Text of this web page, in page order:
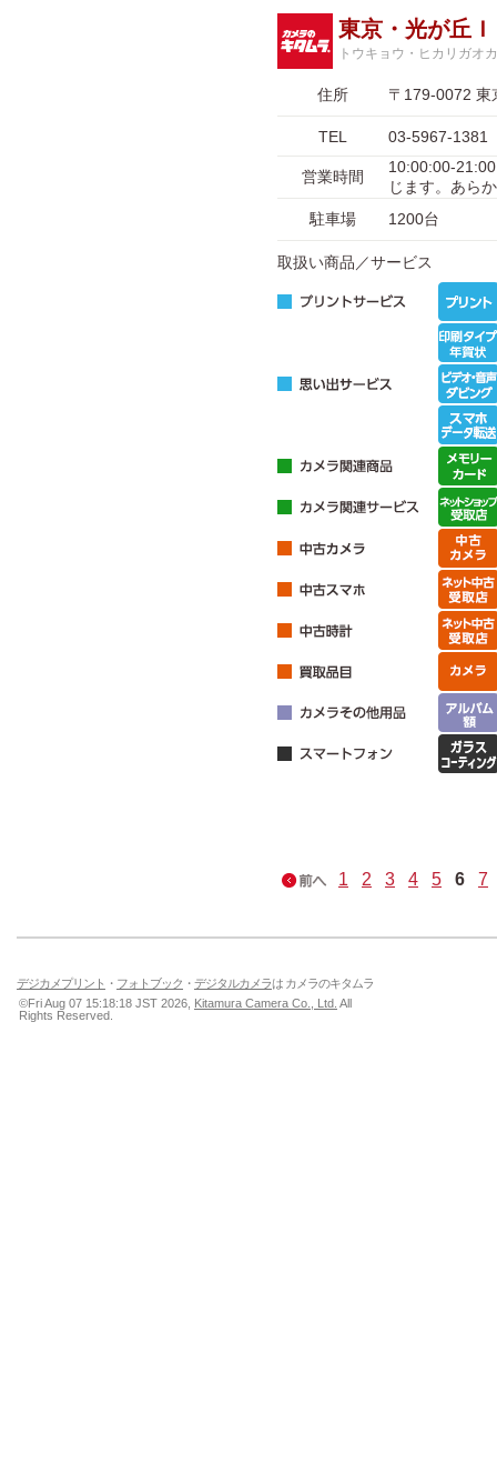
東京・光が丘
トウキョウ・ヒカリガオ
住所 〒179-0072
TEL 03-5967-1381
営業時間
10:00:00-
じます。あら
駐車場
1200台
取扱い商品／サービス
1 2 3 4 5 6 7
デジカメプリント ・ フォトブック ・ デジタルカメラは カメラのキタムラ
©Fri Aug 07 15:18:18 JST 2026, Kitamura Camera Co., Ltd. All
Rights Reserved.